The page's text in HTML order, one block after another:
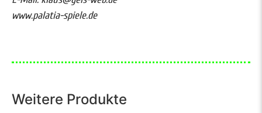
www.palatia-spiele.de
Weitere Produkte